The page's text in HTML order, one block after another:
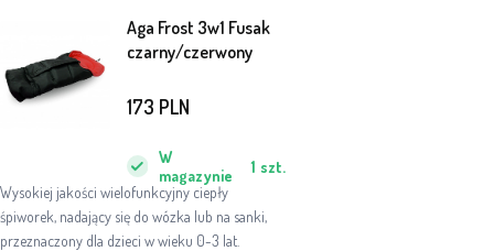
Aga Frost 3w1 Fusak
czarny/czerwony
Wysokiej jakości wielofunkcyjny ciepły
śpiworek, nadający się do wózka lub na sanki,
przeznaczony dla dzieci w wieku 0-3 lat.
W
magazynie
1 szt.
173 PLN